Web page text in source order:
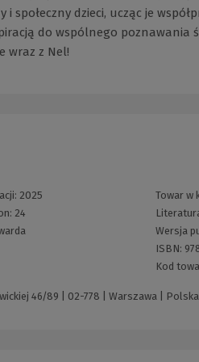
społeczny dzieci, ucząc je
do wspólnego poznawania
wraz z Nel!
2025
24
Towar w
Wersja
ISBN:
Kod
46/89 | 02-778 | Warszawa | Polska